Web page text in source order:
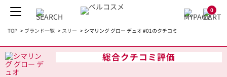
0
TOP > ブランド一覧 > スリー > シマリング グロー デュオ #01のクチコミ
総合クチコミ評価